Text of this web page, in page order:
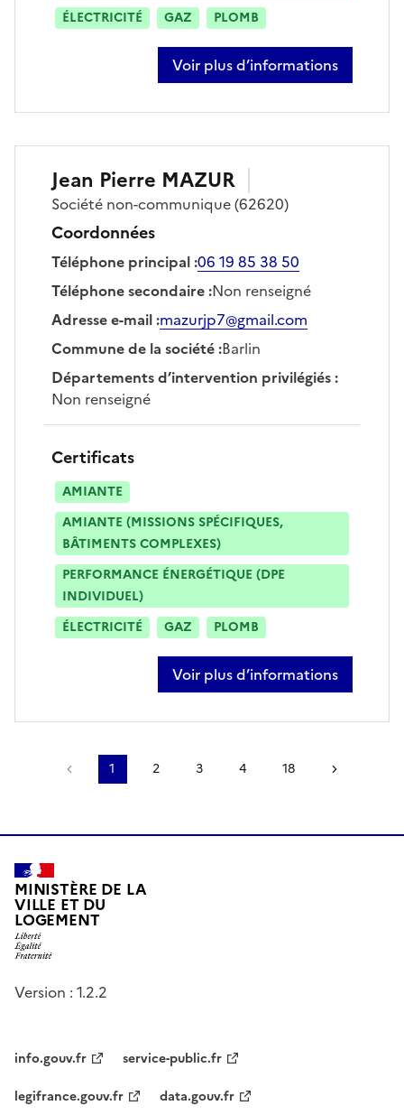
ÉLECTRICITÉ
GAZ PLOMB
Voir plus d’informations
sur loic laporte
Jean Pierre MAZUR
Société non-communique(62620)
Coordonnées
Téléphone principal:06 19 85 38 50
Téléphone secondaire:Non renseigné
Adresse e-mail:mazurjp7@gmail.com
Commune de la société:Barlin
Départements d’intervention privilégiés:
Non renseigné
Certificats
AMIANTE
AMIANTE (MISSIONS SPÉCIFIQUES,
BÂTIMENTS COMPLEXES)
PERFORMANCE ÉNERGÉTIQUE (DPE
INDIVIDUEL)
ÉLECTRICITÉ
GAZ PLOMB
Voir plus d’informations
sur jean pierre mazur
Page précédente
1 2 3 4 18
MINISTÈRE DE LA
VILLE ET DU
LOGEMENT
Version : 1.2.2
info.gouv.fr
service-public.fr
legifrance.gouv.fr
data.gouv.fr